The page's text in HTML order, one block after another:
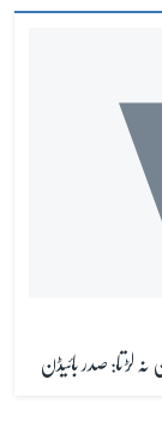
لڑتا: صدر بائیڈن